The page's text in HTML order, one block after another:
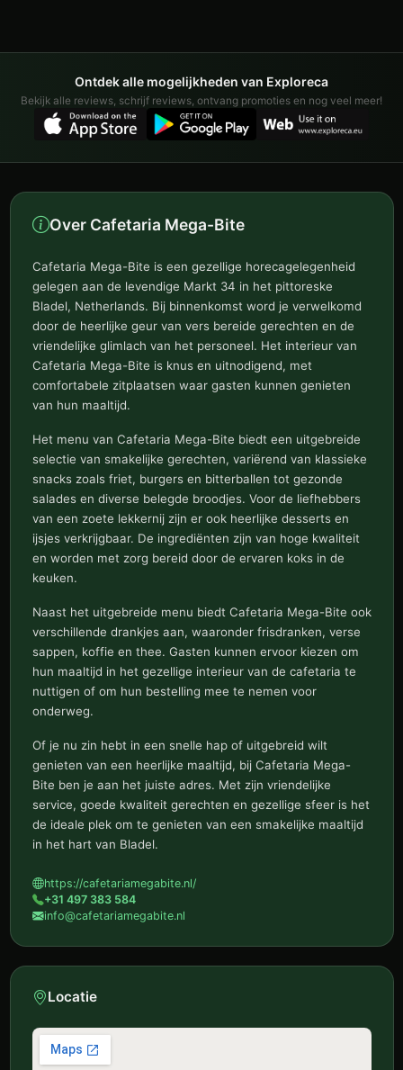
Ontdek alle mogelijkheden van Exploreca
Bekijk alle reviews, schrijf reviews, ontvang promoties en nog veel meer!
Over Cafetaria Mega-Bite
Cafetaria Mega-Bite is een gezellige horecagelegenheid
gelegen aan de levendige Markt 34 in het pittoreske
Bladel, Netherlands. Bij binnenkomst word je verwelkomd
door de heerlijke geur van vers bereide gerechten en de
vriendelijke glimlach van het personeel. Het interieur van
Cafetaria Mega-Bite is knus en uitnodigend, met
comfortabele zitplaatsen waar gasten kunnen genieten
van hun maaltijd.
Het menu van Cafetaria Mega-Bite biedt een uitgebreide
selectie van smakelijke gerechten, variërend van klassieke
snacks zoals friet, burgers en bitterballen tot gezonde
salades en diverse belegde broodjes. Voor de liefhebbers
van een zoete lekkernij zijn er ook heerlijke desserts en
ijsjes verkrijgbaar. De ingrediënten zijn van hoge kwaliteit
en worden met zorg bereid door de ervaren koks in de
keuken.
Naast het uitgebreide menu biedt Cafetaria Mega-Bite ook
verschillende drankjes aan, waaronder frisdranken, verse
sappen, koffie en thee. Gasten kunnen ervoor kiezen om
hun maaltijd in het gezellige interieur van de cafetaria te
nuttigen of om hun bestelling mee te nemen voor
onderweg.
Of je nu zin hebt in een snelle hap of uitgebreid wilt
genieten van een heerlijke maaltijd, bij Cafetaria Mega-
Bite ben je aan het juiste adres. Met zijn vriendelijke
service, goede kwaliteit gerechten en gezellige sfeer is het
de ideale plek om te genieten van een smakelijke maaltijd
in het hart van Bladel.
https://cafetariamegabite.nl/
+31 497 383 584
info@cafetariamegabite.nl
Locatie